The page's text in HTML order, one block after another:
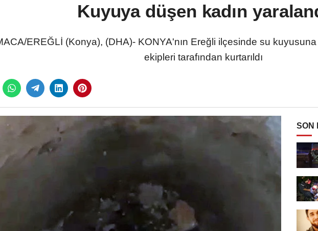
Kuyuya düşen kadın
EREĞLİ (Konya), (DHA)- KONYA'nın Ereğli ilçesinde su
ekipleri tarafından kurtarıldı
SON